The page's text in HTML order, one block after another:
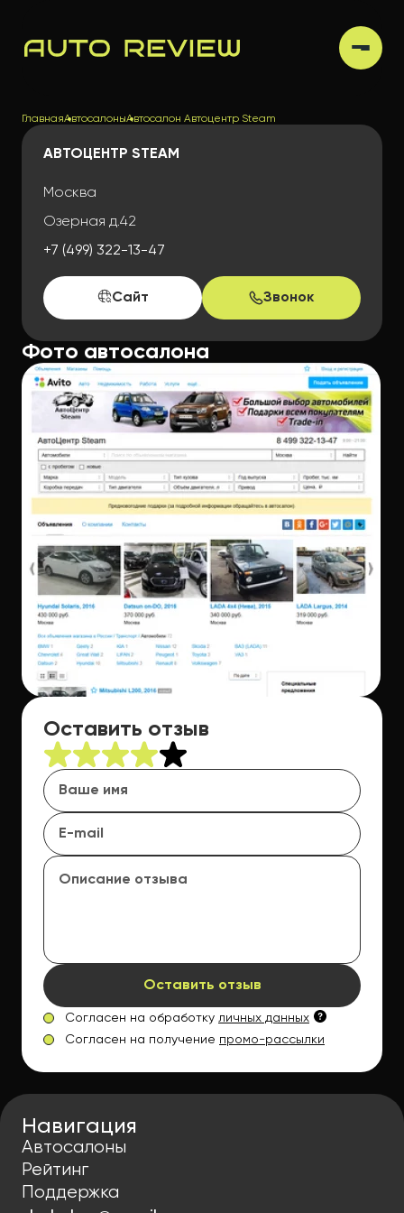
ГлавнаяАвтосалоныАвтосалон Автоцентр Steam
АВТОЦЕНТР STEAM
Москва
Озерная д.42
+7 (499) 322-13-47
Сайт Звонок
Фото автосалона
Оставить отзыв
Оставить отзыв
Согласен на обработку личных данных
Согласен на получение промо-рассылки
Навигация
Автосалоны
Рейтинг
Поддержка